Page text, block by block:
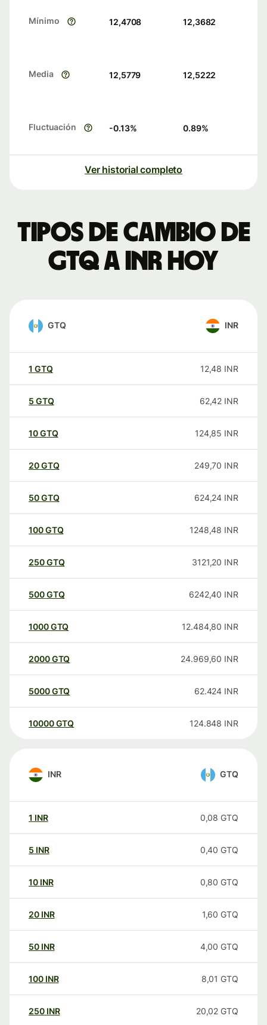
Mínimo 12,4708 12,3682
Media 12,5779 12,5222
Fluctuación -0.13% 0.89%
Ver historial completo
Tipos de cambio de
GTQ a INR hoy
GTQ INR
1 GTQ 12,48 INR
5 GTQ 62,42 INR
10GTQ 124,85 INR
20GTQ 249,70 INR
50GTQ 624,24 INR
100GTQ 1248,48 INR
250GTQ 3121,20 INR
500GTQ 6242,40 INR
1000GTQ 12.484,80 INR
2000GTQ 24.969,60 INR
5000GTQ 62.424 INR
10000 GTQ 124.848 INR
INR GTQ
1 INR 0,08 GTQ
5 INR 0,40 GTQ
10 INR 0,80 GTQ
20 INR 1,60 GTQ
50 INR 4,00 GTQ
100 INR 8,01 GTQ
250 INR 20,02 GTQ